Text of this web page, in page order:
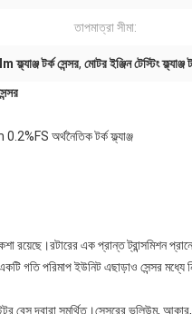
তাপমাত্রা সীমা:
ফ্ল্যাঞ্জ টর্ক সেন্সর, মোটর ইঞ্জিন টেস্টিং ফ্ল্যাঞ্জ
অর্থনৈতিক টর্ক ফ্ল্যাঞ্জ
রয়েছে।রটারের এক প্রান্ত ট্রান্সমিশন
গতি পরিমাপ ইউনিট এছাড়াও সেন্সর মধ্যে
বেস দ্বারা সমর্থিত।সেন্সরের ভলিউম,